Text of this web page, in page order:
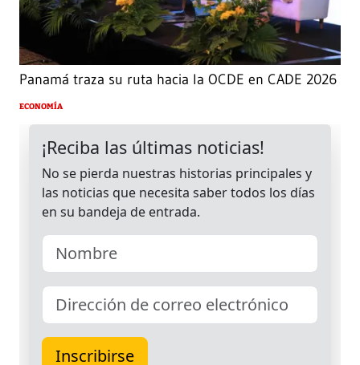
Panamá traza su ruta hacia la OCDE en CADE 2026
ECONOMÍA